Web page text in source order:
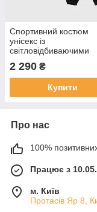
Спортивний костюм
унісекс із
світловідбиваючими
доларами | Худі +
2 290 ₴
Купити
Про нас
100% позитивних
Працює з
м. Київ
Протасів Яр 8,